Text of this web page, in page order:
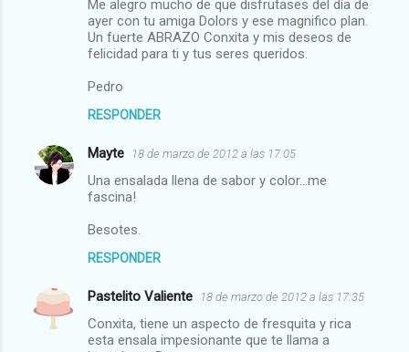
Me alegro mucho de que disfrutases del día de
ayer con tu amiga Dolors y ese magnifico plan.
Un fuerte ABRAZO Conxita y mis deseos de
felicidad para ti y tus seres queridos.
Pedro
RESPONDER
Mayte 18 de marzo de 2012 a las 17:05
Una ensalada llena de sabor y color...me
fascina!
Besotes.
RESPONDER
Pastelito Valiente 18 de marzo de 2012 a las 17:35
Conxita, tiene un aspecto de fresquita y rica
esta ensala impesionante que te llama a